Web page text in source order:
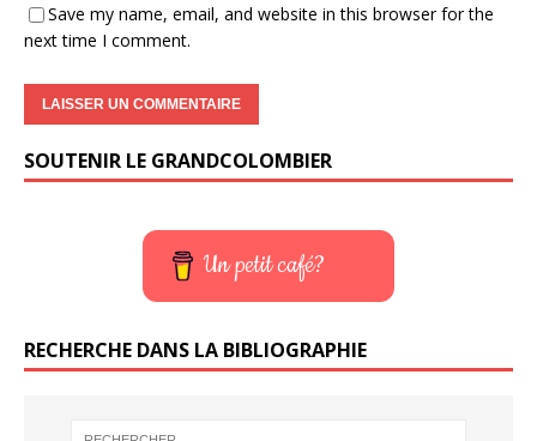
Save my name, email, and website in this browser for the
next time I comment.
SOUTENIR LE GRANDCOLOMBIER
Un petit café?
RECHERCHE DANS LA BIBLIOGRAPHIE